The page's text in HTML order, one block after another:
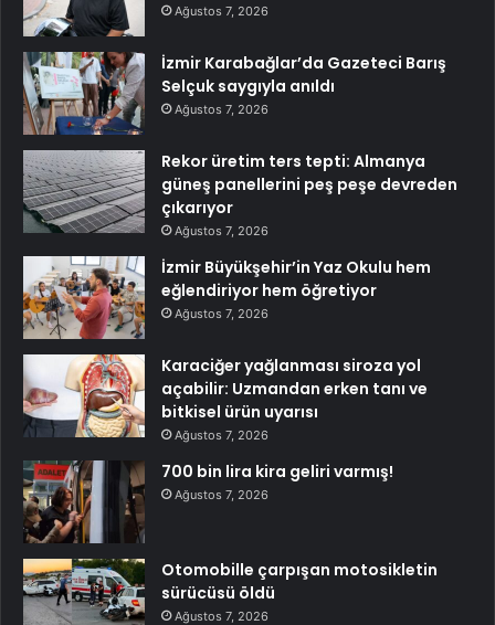
Ağustos 7, 2026
İzmir Karabağlar’da Gazeteci Barış
Selçuk saygıyla anıldı
Ağustos 7, 2026
Rekor üretim ters tepti: Almanya
güneş panellerini peş peşe devreden
çıkarıyor
Ağustos 7, 2026
İzmir Büyükşehir’in Yaz Okulu hem
eğlendiriyor hem öğretiyor
Ağustos 7, 2026
Karaciğer yağlanması siroza yol
açabilir: Uzmandan erken tanı ve
bitkisel ürün uyarısı
Ağustos 7, 2026
700 bin lira kira geliri varmış!
Ağustos 7, 2026
Otomobille çarpışan motosikletin
sürücüsü öldü
Ağustos 7, 2026